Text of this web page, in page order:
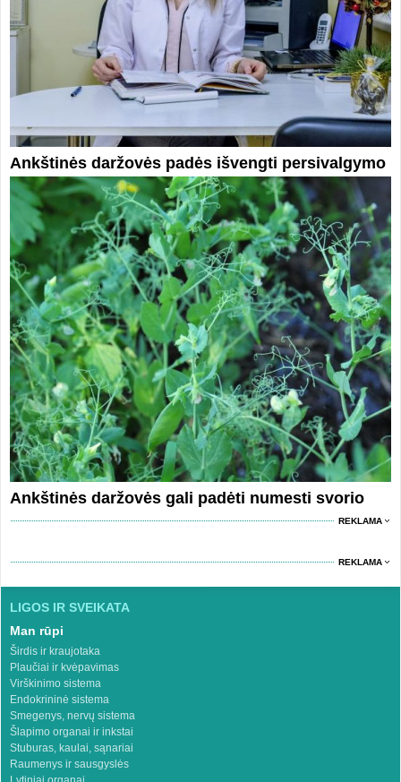
Ankštinės daržovės padės išvengti persivalgymo
Ankštinės daržovės gali padėti numesti svorio
REKLAMA
REKLAMA
LIGOS IR SVEIKATA
Man rūpi
Širdis ir kraujotaka
Plaučiai ir kvėpavimas
Virškinimo sistema
Endokrininė sistema
Smegenys, nervų sistema
Šlapimo organai ir inkstai
Stuburas, kaulai, sąnariai
Raumenys ir sausgyslės